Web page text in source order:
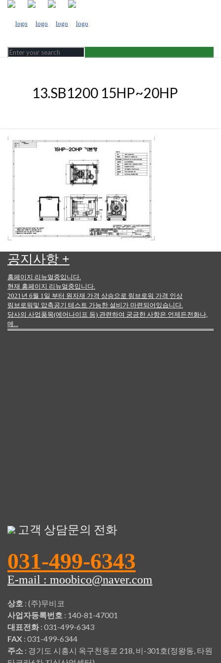
13.SB1200 15HP~20HP
공지사항 +
홈페이지 리뉴얼중입니다.
현재 홈페이지 리뉴얼중입니다.
2021년 6월 1일 부터 원자재 가격 상승으로 링브로워 가격 인상
링브로워및 압축공기 테스트 가능한 설비가 마련되어있습니다.
당사의 사업품목(에어나이프 등) 관련하여 궁금한 사항은 언제든전화나,
메...
고객 상담문의 전화
031-499-6343
E-mail : moobico@naver.com
상호 : (주)무비코
사업자등록번호 : 140-81-47001
대표전화: 031-499-6343
FAX : 031-499-6344
주소 : 경기도 시흥시 옥구천동로 218, 비-301호(정왕동, 타원